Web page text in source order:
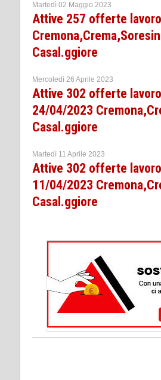
Martedì 02 Maggio 2023
Attive 257 offerte
Casal.ggiore
Mercoledì 26 Aprile 2023
Attive 302 offerte
24/04/2023
Casal.ggiore
Martedì 11 Aprile 2023
Attive 302 offerte
11/04/2023
Casal.ggiore